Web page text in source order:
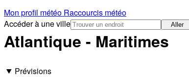
Mon profil météo Raccourcis météo
Accéder à une ville
Aller
Atlantique - Maritimes
Prévisions